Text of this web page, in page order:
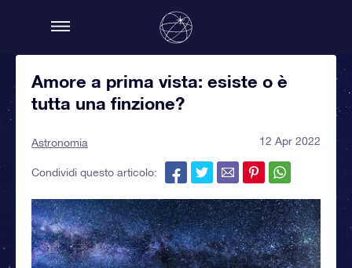
Amore a prima vista: esiste o è
tutta una finzione?
Astronomia 12 Apr 2022
Condividi questo articolo: